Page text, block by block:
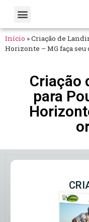
Início »Criação de
Horizonte – MG faça seu
Criação
para